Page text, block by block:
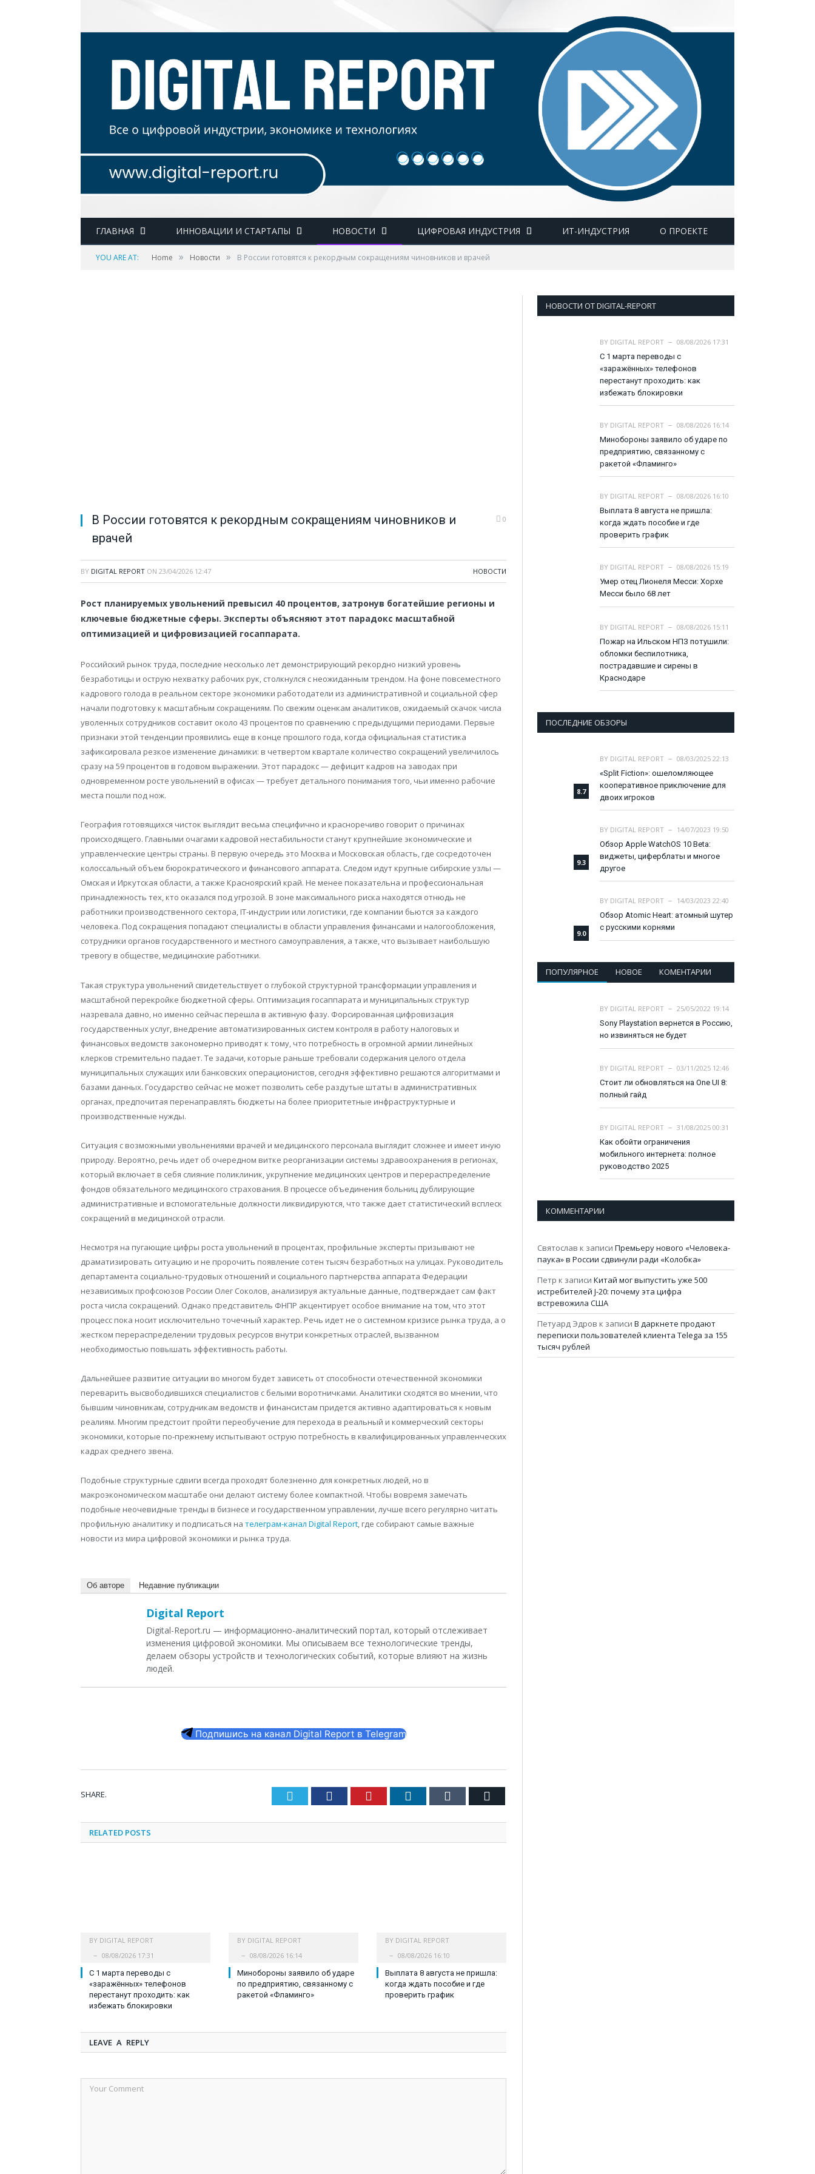
ГЛАВНАЯ ИННОВАЦИИ И СТАРТАПЫ НОВОСТИ ЦИФРОВАЯ ИНДУСТРИЯ ИТ-ИНДУСТРИЯ О ПРОЕКТЕ
YOU ARE AT: Home » Новости » В России готовятся к рекордным сокращениям чиновников и врачей
В России готовятся к рекордным сокращениям чиновников и
врачей
0
BY DIGITAL REPORT ON 23/04/2026 12:47 НОВОСТИ
Рост планируемых увольнений превысил 40 процентов, затронув богатейшие регионы и
ключевые бюджетные сферы. Эксперты объясняют этот парадокс масштабной
оптимизацией и цифровизацией госаппарата.
Российский рынок труда, последние несколько лет демонстрирующий рекордно низкий уровень
безработицы и острую нехватку рабочих рук, столкнулся с неожиданным трендом. На фоне повсеместного
кадрового голода в реальном секторе экономики работодатели из административной и социальной сфер
начали подготовку к масштабным сокращениям. По свежим оценкам аналитиков, ожидаемый скачок числа
уволенных сотрудников составит около 43 процентов по сравнению с предыдущими периодами. Первые
признаки этой тенденции проявились еще в конце прошлого года, когда официальная статистика
зафиксировала резкое изменение динамики: в четвертом квартале количество сокращений увеличилось
сразу на 59 процентов в годовом выражении. Этот парадокс — дефицит кадров на заводах при
одновременном росте увольнений в офисах — требует детального понимания того, чьи именно рабочие
места пошли под нож.
География готовящихся чисток выглядит весьма специфично и красноречиво говорит о причинах
происходящего. Главными очагами кадровой нестабильности станут крупнейшие экономические и
управленческие центры страны. В первую очередь это Москва и Московская область, где сосредоточен
колоссальный объем бюрократического и финансового аппарата. Следом идут крупные сибирские узлы —
Омская и Иркутская области, а также Красноярский край. Не менее показательна и профессиональная
принадлежность тех, кто оказался под угрозой. В зоне максимального риска находятся отнюдь не
работники производственного сектора, IT-индустрии или логистики, где компании бьются за каждого
человека. Под сокращения попадают специалисты в области управления финансами и налогообложения,
сотрудники органов государственного и местного самоуправления, а также, что вызывает наибольшую
тревогу в обществе, медицинские работники.
Такая структура увольнений свидетельствует о глубокой структурной трансформации управления и
масштабной перекройке бюджетной сферы. Оптимизация госаппарата и муниципальных структур
назревала давно, но именно сейчас перешла в активную фазу. Форсированная цифровизация
государственных услуг, внедрение автоматизированных систем контроля в работу налоговых и
финансовых ведомств закономерно приводят к тому, что потребность в огромной армии линейных
клерков стремительно падает. Те задачи, которые раньше требовали содержания целого отдела
муниципальных служащих или банковских операционистов, сегодня эффективно решаются алгоритмами и
базами данных. Государство сейчас не может позволить себе раздутые штаты в административных
органах, предпочитая перенаправлять бюджеты на более приоритетные инфраструктурные и
производственные нужды.
Ситуация с возможными увольнениями врачей и медицинского персонала выглядит сложнее и имеет иную
природу. Вероятно, речь идет об очередном витке реорганизации системы здравоохранения в регионах,
который включает в себя слияние поликлиник, укрупнение медицинских центров и перераспределение
фондов обязательного медицинского страхования. В процессе объединения больниц дублирующие
административные и вспомогательные должности ликвидируются, что также дает статистический всплеск
сокращений в медицинской отрасли.
Несмотря на пугающие цифры роста увольнений в процентах, профильные эксперты призывают не
драматизировать ситуацию и не пророчить появление сотен тысяч безработных на улицах. Руководитель
департамента социально-трудовых отношений и социального партнерства аппарата Федерации
независимых профсоюзов России Олег Соколов, анализируя актуальные данные, подтверждает сам факт
роста числа сокращений. Однако представитель ФНПР акцентирует особое внимание на том, что этот
процесс пока носит исключительно точечный характер. Речь идет не о системном кризисе рынка труда, а о
жестком перераспределении трудовых ресурсов внутри конкретных отраслей, вызванном
необходимостью повышать эффективность работы.
Дальнейшее развитие ситуации во многом будет зависеть от способности отечественной экономики
переварить высвободившихся специалистов с белыми воротничками. Аналитики сходятся во мнении, что
бывшим чиновникам, сотрудникам ведомств и финансистам придется активно адаптироваться к новым
реалиям. Многим предстоит пройти переобучение для перехода в реальный и коммерческий секторы
экономики, которые по-прежнему испытывают острую потребность в квалифицированных управленческих
кадрах среднего звена.
Подобные структурные сдвиги всегда проходят болезненно для конкретных людей, но в
макроэкономическом масштабе они делают систему более компактной. Чтобы вовремя замечать
подобные неочевидные тренды в бизнесе и государственном управлении, лучше всего регулярно читать
профильную аналитику и подписаться на телеграм-канал Digital Report, где собирают самые важные
новости из мира цифровой экономики и рынка труда.
Об авторе Недавние публикации
Digital Report
Digital-Report.ru — информационно-аналитический портал, который отслеживает
изменения цифровой экономики. Мы описываем все технологические тренды,
делаем обзоры устройств и технологических событий, которые влияют на жизнь
людей.
Подпишись на канал Digital Report в Telegram
SHARE. Twitter Facebook Pinterest LinkedIn Tumblr
RELATED POSTS
BY DIGITAL REPORT
08/08/2026 17:31
С 1 марта переводы с
«заражённых» телефонов
перестанут проходить: как
избежать блокировки
BY DIGITAL REPORT
08/08/2026 16:14
Минобороны заявило об ударе
по предприятию, связанному с
ракетой «Фламинго»
BY DIGITAL REPORT
08/08/2026 16:10
Выплата 8 августа не пришла:
когда ждать пособие и где
проверить график
LEAVE A REPLY
НОВОСТИ ОТ DIGITAL-REPORT
BY DIGITAL REPORT
08/08/2026 17:31
С 1 марта переводы с
«заражённых» телефонов
перестанут проходить: как
избежать блокировки
BY DIGITAL REPORT
08/08/2026 16:14
Минобороны заявило об ударе по
предприятию, связанному с
ракетой «Фламинго»
BY DIGITAL REPORT
08/08/2026 16:10
Выплата 8 августа не пришла:
когда ждать пособие и где
проверить график
BY DIGITAL REPORT
08/08/2026 15:19
Умер отец Лионеля Месси: Хорхе
Месси было 68 лет
BY DIGITAL REPORT
08/08/2026 15:11
Пожар на Ильском НПЗ потушили:
обломки беспилотника,
пострадавшие и сирены в
Краснодаре
ПОСЛЕДНИЕ ОБЗОРЫ
8.7
BY DIGITAL REPORT
08/03/2025 22:13
«Split Fiction»: ошеломляющее
кооперативное приключение для
двоих игроков
9.3
BY DIGITAL REPORT
14/07/2023 19:50
Обзор Apple WatchOS 10 Beta:
виджеты, циферблаты и многое
другое
9.0
BY DIGITAL REPORT
14/03/2023 22:40
Обзор Atomic Heart: атомный шутер
с русскими корнями
ПОПУЛЯРНОЕ НОВОЕ КОМЕНТАРИИ
BY DIGITAL REPORT
25/05/2022 19:14
Sony Playstation вернется в Россию,
но извиняться не будет
BY DIGITAL REPORT
03/11/2025 12:46
Стоит ли обновляться на One UI 8:
полный гайд
BY DIGITAL REPORT
31/08/2025 00:31
Как обойти ограничения
мобильного интернета: полное
руководство 2025
КОММЕНТАРИИ
Святослав к записи Премьеру нового «Человека-
паука» в России сдвинули ради «Колобка»
Петр к записи Китай мог выпустить уже 500
истребителей J-20: почему эта цифра
встревожила США
Петуард Эдров к записи В даркнете продают
переписки пользователей клиента Telega за 155
тысяч рублей